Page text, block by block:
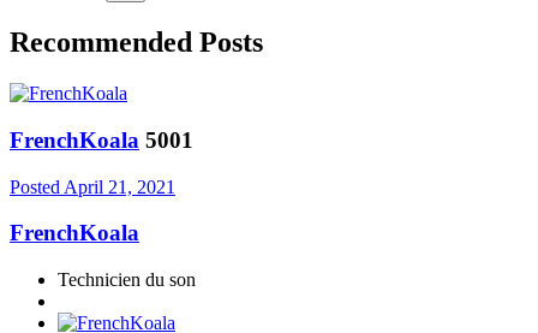
Recommended Posts
FrenchKoala 5001
Posted April 21, 2021
FrenchKoala
Technicien du son